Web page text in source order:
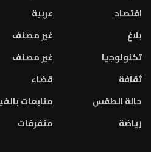
اقتصاد
بلاغ
تكنولوجيا
ثقافة
حالة الطقس
رياضة
عربية
غير مصنف
غير مصنف
قضاء
متابعات
متفرقات